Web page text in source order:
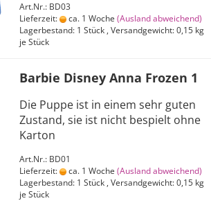
Art.Nr.: BD03
Lieferzeit:
ca. 1 Woche (Ausland abweichend)
Lagerbestand: 1 Stück , Versandgewicht:0,15 kg
je Stück
Barbie Disney Anna Frozen 1
Die Puppe ist in einem sehr guten
Zustand, sie ist nicht bespielt ohne
Karton
Art.Nr.: BD01
Lieferzeit:
ca. 1 Woche (Ausland abweichend)
Lagerbestand: 1 Stück , Versandgewicht:0,15 kg
je Stück